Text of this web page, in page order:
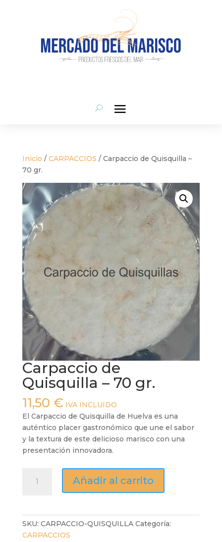
Inicio / CARPACCIOS / Carpaccio de Quisquilla –
70 gr.
Carpaccio de
Quisquilla – 70 gr.
11,50 € IVA INCLUIDO
El Carpaccio de Quisquilla de Huelva es una
auténtico placer gastronómico que une el sabor
y la textura de este delicioso marisco con una
presentación innovadora.
Añadir al carrito
SKU: CARPACCIO-QUISQUILLA Categoría:
CARPACCIOS